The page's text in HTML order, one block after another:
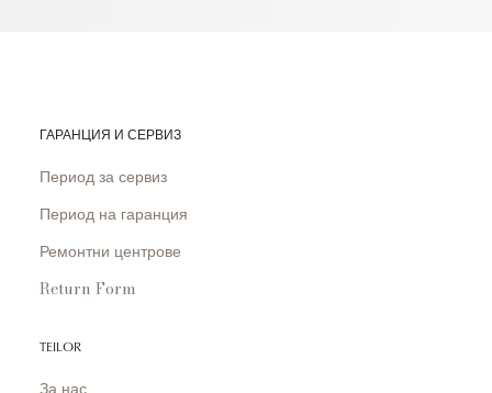
ГАРАНЦИЯ И СЕРВИЗ
Период за сервиз
Период на гаранция
Ремонтни центрове
Return Form
TEILOR